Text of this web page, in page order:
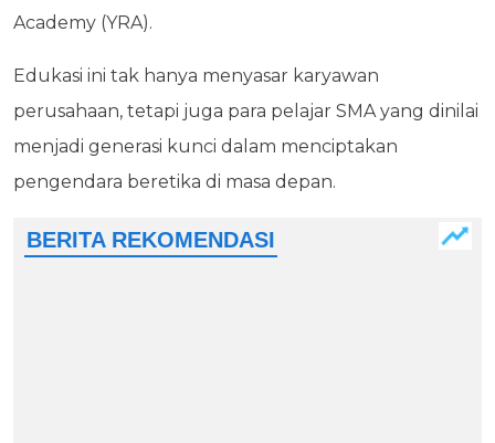
Academy (YRA).
Edukasi ini tak hanya menyasar karyawan
perusahaan, tetapi juga para pelajar SMA yang dinilai
menjadi generasi kunci dalam menciptakan
pengendara beretika di masa depan.